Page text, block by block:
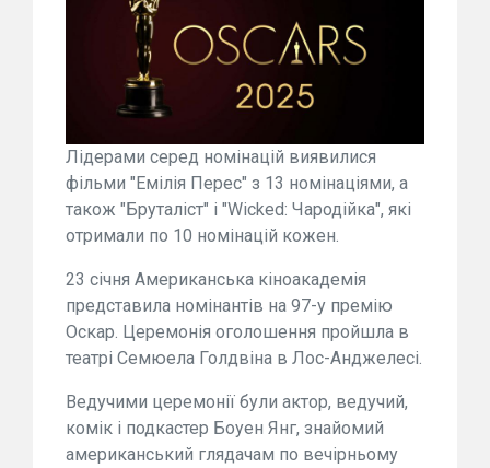
Лідерами серед номінацій виявилися
фільми "Емілія Перес" з 13 номінаціями, а
також "Бруталіст" і "Wicked: Чародійка", які
отримали по 10 номінацій кожен.
23 січня Американська кіноакадемія
представила номінантів на 97-у премію
Оскар. Церемонія оголошення пройшла в
театрі Семюела Голдвіна в Лос-Анджелесі.
Ведучими церемонії були актор, ведучий,
комік і подкастер Боуен Янг, знайомий
американський глядачам по вечірньому